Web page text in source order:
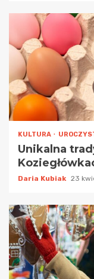
KULTURA
Unikalna
Daria Kubiak 23